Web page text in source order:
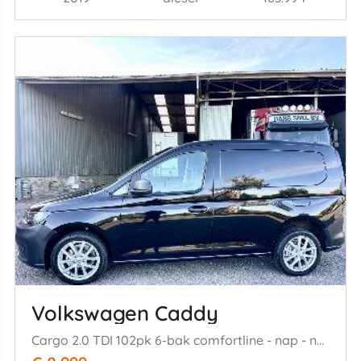
Volkswagen Caddy
Cargo 2.0 TDI 102pk 6-bak comfortline - nap - navi - pdc - trekh - clima - cruise - carplay - org nl